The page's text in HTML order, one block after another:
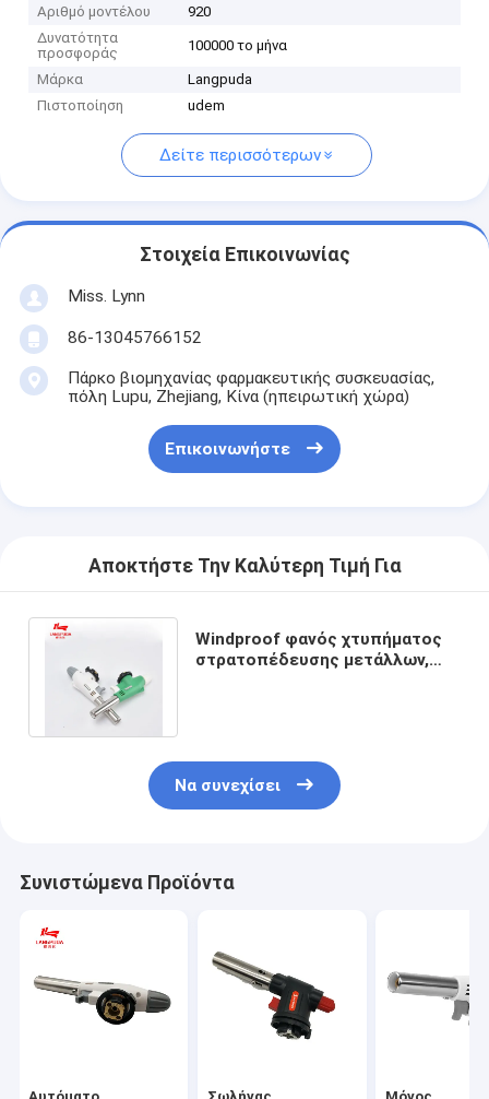
Αριθμό μοντέλου
920
Δυνατότητα
προσφοράς
100000 το μήνα
Μάρκα
Langpuda
Πιστοποίηση
udem
Δείτε περισσότερων
Στοιχεία Επικοινωνίας
Miss. Lynn
86-13045766152
Πάρκο βιομηχανίας φαρμακευτικής συσκευασίας,
πόλη Lupu, Zhejiang, Κίνα (ηπειρωτική χώρα)
Επικοινωνήστε
Αποκτήστε Την Καλύτερη Τιμή Για
Windproof φανός χτυπήματος
στρατοπέδευσης μετάλλων,
Να συνεχίσει
Συνιστώμενα Προϊόντα